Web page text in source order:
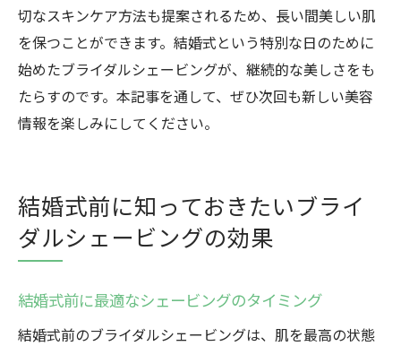
切なスキンケア方法も提案されるため、長い間美しい肌
を保つことができます。結婚式という特別な日のために
始めたブライダルシェービングが、継続的な美しさをも
たらすのです。本記事を通して、ぜひ次回も新しい美容
情報を楽しみにしてください。
結婚式前に知っておきたいブライ
ダルシェービングの効果
結婚式前に最適なシェービングのタイミング
結婚式前のブライダルシェービングは、肌を最高の状態